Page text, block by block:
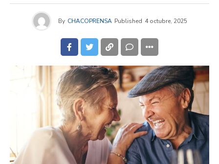
By CHACOPRENSA Published 4 octubre, 2025